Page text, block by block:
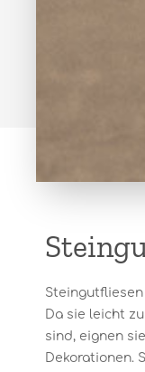
Da sie leicht
sind, eignen
Dekorationen.